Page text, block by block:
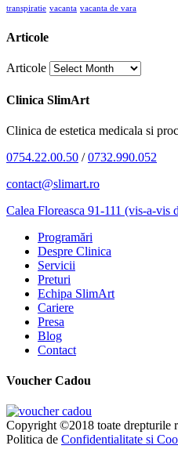
transpiratie vacanta vacanta de vara
Articole
Articole
Clinica SlimArt
Clinica de estetica medicala si
0754.22.00.50 /0732.990.052
contact@slimart.ro
Calea Floreasca 91-111 (vis-a-vis
Programări
Despre Clinica
Servicii
Preturi
Echipa SlimArt
Cariere
Presa
Blog
Contact
Voucher Cadou
Copyright ©2018 toate drepturile
Politica de Confidentialitate si